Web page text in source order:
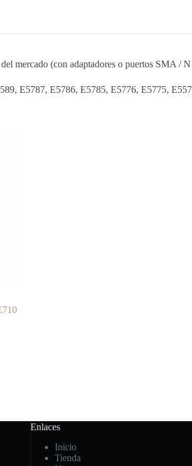
mercado (con adaptadores o puertos SMA /
E5787, E5786, E5785, E5776, E5775,
Enlaces
Inicio
Tienda